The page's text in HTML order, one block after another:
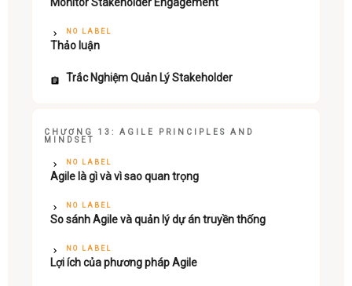
NO LABEL
Thảo luận
Trắc Nghiệm Quản Lý Stakeholder
CHƯƠNG 13: AGILE PRINCIPLES AND
MINDSET
NO LABEL
Agile là gì và vì sao quan trọng
NO LABEL
So sánh Agile và quản lý dự án truyền thống
NO LABEL
Lợi ích của phương pháp Agile